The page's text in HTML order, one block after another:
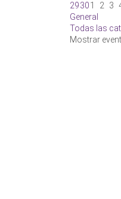
29301 2 3
General
Todas las
Mostrar